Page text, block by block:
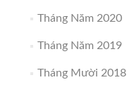
Tháng Năm 2020
Tháng Năm 2019
Tháng Mười 2018